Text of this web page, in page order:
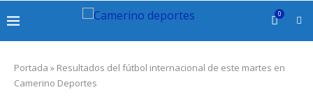
0
Portada » Resultados del fútbol internacional de este martes en
Camerino Deportes